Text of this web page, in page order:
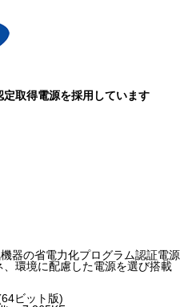
取得電源を採用しています
器の省電力化プログラム認証電源
環境に配慮した電源を選び搭載
ビット版)